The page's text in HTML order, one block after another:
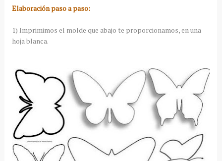
Elaboración paso a paso:
1) Imprimimos el molde que abajo te proporcionamos, en una
hoja blanca.